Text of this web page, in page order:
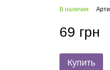
В наличии
69 грн
Купить